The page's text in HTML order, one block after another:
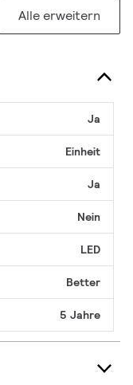
Alle erweitern
Ja
Einheit
Ja
Nein
LED
Better
5 Jahre